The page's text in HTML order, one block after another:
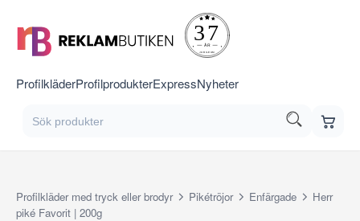
ProfilkläderProfilprodukterExpressNyheter
Profilkläder med tryck eller brodyr Pikétröjor Enfärgade
Herr
piké Favorit | 200g